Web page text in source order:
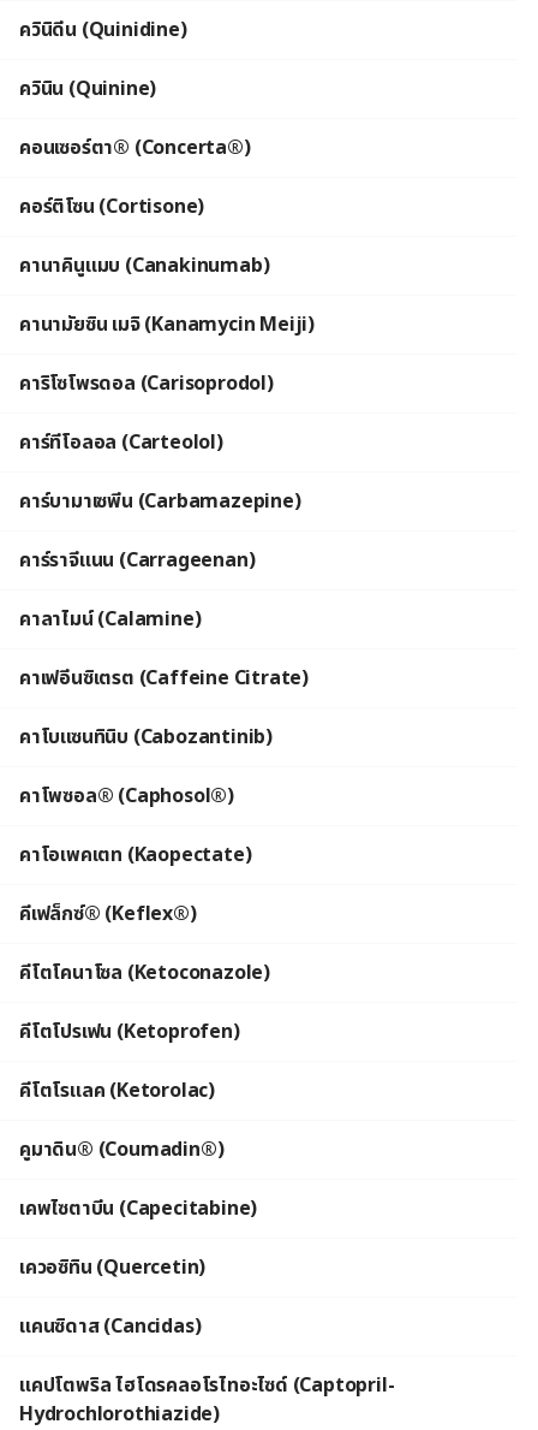
ควินิดีน (Quinidine)
ควินิน (Quinine)
คอนเซอร์ตา® (Concerta®)
คอร์ติโซน (Cortisone)
คานาคินูแมบ (Canakinumab)
คานามัยซิน เมจิ (Kanamycin Meiji)
คาริโซโพรดอล (Carisoprodol)
คาร์ทีโอลอล (Carteolol)
คาร์บามาเซพีน (Carbamazepine)
คาร์ราจีแนน (Carrageenan)
คาลาไมน์ (Calamine)
คาเฟอีนซิเตรต (Caffeine Citrate)
คาโบแซนทินิบ (Cabozantinib)
คาโพซอล® (Caphosol®)
คาโอเพคเตท (Kaopectate)
คีเฟล็กซ์® (Keflex®)
คีโตโคนาโซล (Ketoconazole)
คีโตโปรเฟน (Ketoprofen)
คีโตโรแลค (Ketorolac)
คูมาดิน® (Coumadin®)
เคพไซตาบีน (Capecitabine)
เควอซิทิน (Quercetin)
แคนซิดาส (Cancidas)
แคปโตพริล ไฮโดรคลอโรไทอะไซด์ (Captopril-
Hydrochlorothiazide)